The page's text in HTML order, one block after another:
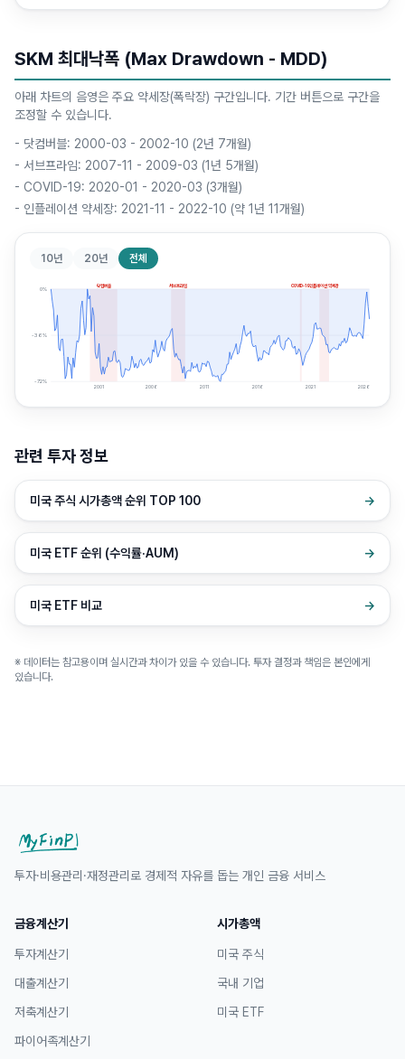
SKM 최대낙폭 (Max Drawdown - MDD)
아래 차트의 음영은 주요 약세장(폭락장) 구간입니다. 기간 버튼으로 구간을
조정할 수 있습니다.
- 닷컴버블: 2000-03 - 2002-10 (2년 7개월)
- 서브프라임: 2007-11 - 2009-03 (1년 5개월)
- COVID-19: 2020-01 - 2020-03 (3개월)
- 인플레이션 약세장: 2021-11 - 2022-10 (약 1년 11개월)
10년 20년 전체
닷컴버블 서브프라임 COVID-19인플레이션 약세장
0%
-36%
-72%
2001 2006 2011 2016 2021 2026
관련 투자 정보
미국 주식 시가총액 순위 TOP 100 →
미국 ETF 순위 (수익률·AUM) →
미국 ETF 비교 →
※ 데이터는 참고용이며 실시간과 차이가 있을 수 있습니다. 투자 결정과 책임은 본인에게
있습니다.
투자·비용관리·재정관리로 경제적 자유를 돕는 개인 금융 서비스
금융계산기
투자계산기
대출계산기
저축계산기
파이어족계산기
시가총액
미국 주식
국내 기업
미국 ETF